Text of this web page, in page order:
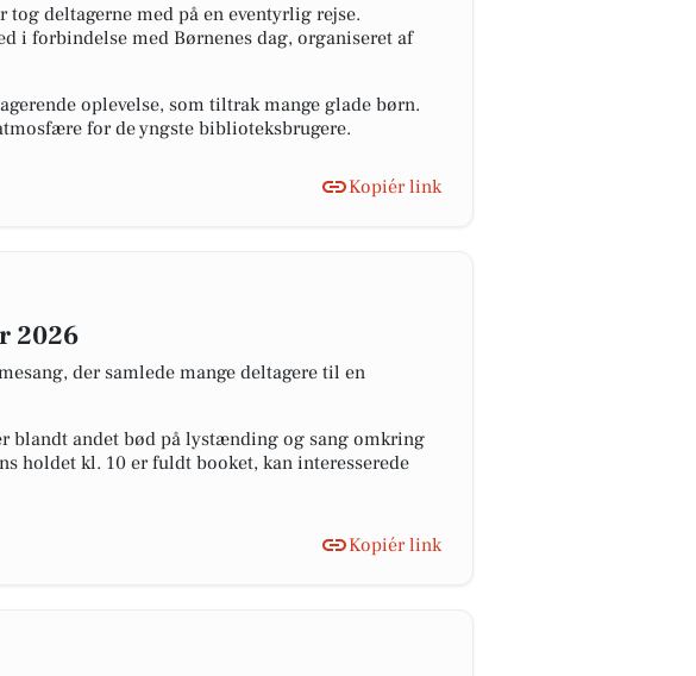
deltagerne med på en eventyrlig rejse.
i forbindelse med Børnenes dag, organiseret af
oplevelse, som tiltrak mange glade børn.
for de yngste biblioteksbrugere.
Kopiér link
2026
der samlede mange deltagere til en
blandt andet bød på lystænding og sang omkring
holdet kl. 10 er fuldt booket, kan interesserede
Kopiér link